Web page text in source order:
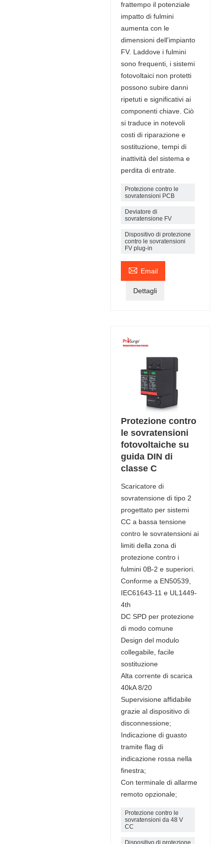
frattempo il potenziale
impatto di fulmini
aumenta con le
dimensioni dell'impianto
FV. Laddove i fulmini
sono frequenti, i sistemi
fotovoltaici non protetti
possono subire danni
ripetuti e significativi ai
componenti chiave. Ciò
si traduce in notevoli
costi di riparazione e
sostituzione, tempi di
inattività del sistema e
perdita di entrate.
Protezione contro le
sovratensioni PCB
Deviatore di
sovratensione FV
Dispositivo di protezione
contro le sovratensioni
FV plug-in
 Email
Dettagli
Protezione contro
le sovratensioni
fotovoltaiche su
guida DIN di
classe C
Scaricatore di
sovratensione di tipo 2
progettato per sistemi
CC a bassa tensione
contro le sovratensioni ai
limiti della zona di
protezione contro i
fulmini 0B-2 e superiori.
Conforme a EN50539,
IEC61643-11 e UL1449-
4th
DC SPD per protezione
di modo comune
Design del modulo
collegabile, facile
sostituzione
Alta corrente di scarica
40kA 8/20
Supervisione affidabile
grazie al dispositivo di
disconnessione;
Indicazione di guasto
tramite flag di
indicazione rossa nella
finestra;
Con terminale di allarme
remoto opzionale;
Protezione contro le
sovratensioni da 48 V
CC
Dispositivo di protezione